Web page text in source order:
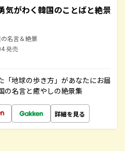
気がわく韓国のことばと絶景
名言＆絶景
発売
「地球の歩き方」があなたにお届
の名言と癒やしの絶景集
詳細を見る